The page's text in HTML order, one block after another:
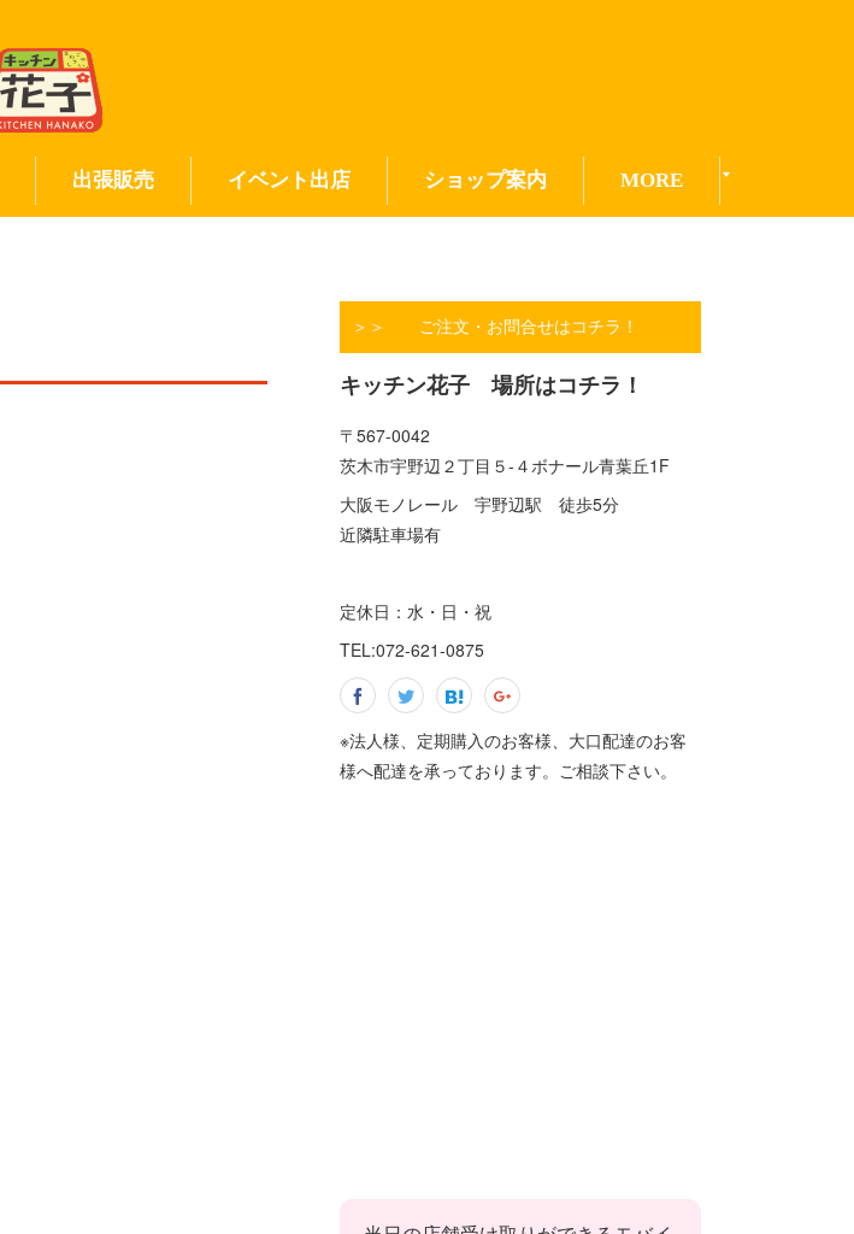
出張販売 イベント出店 ショップ案内 MORE
＞＞ ご注文・お問合せはコチラ！
キッチン花子 場所はコチラ！
〒567-0042
茨木市宇野辺２丁目５-４ボナール青葉丘1F
大阪モノレール 宇野辺駅 徒歩5分
近隣駐車場有
定休日：水・日・祝
TEL:072-621-0875
※法人様、定期購入のお客様、大口配達のお客
様へ配達を承っております。ご相談下さい。